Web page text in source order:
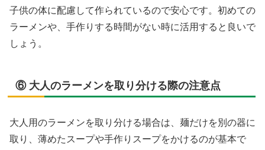
子供の体に配慮して作られているので安心です。初めての
ラーメンや、手作りする時間がない時に活用すると良いで
しょう。
⑥ 大人のラーメンを取り分ける際の注意点
大人用のラーメンを取り分ける場合は、麺だけを別の器に
取り、薄めたスープや手作りスープをかけるのが基本で